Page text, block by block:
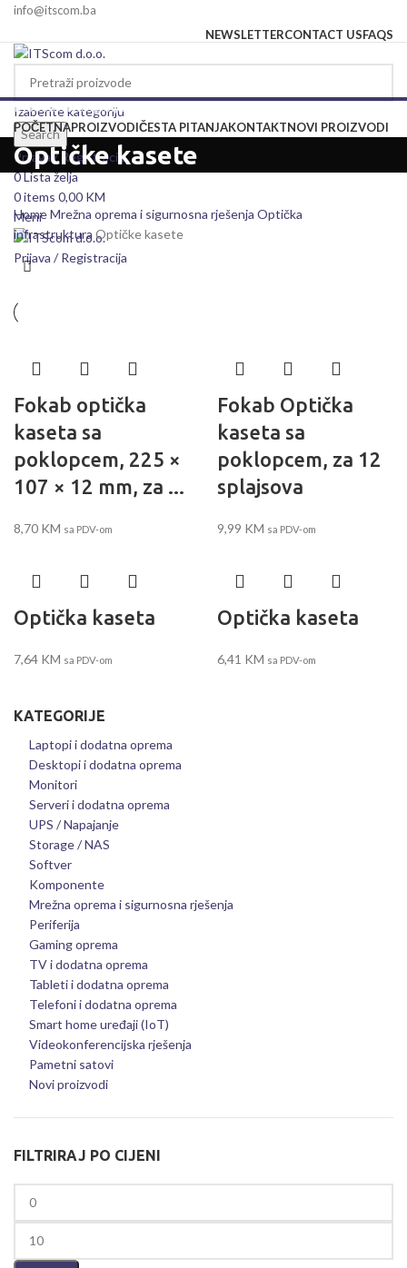
info@itscom.ba
NEWSLETTERCONTACT USFAQS
Izaberite kategoriju
Search
Prijava / Registracija
0Lista želja
0items 0,00 KM
Meni
Prijava / Registracija
Izaberite kategoriju
POČETNAPROIZVODIČESTA PITANJAKONTAKTNOVI PROIZVODI
Optičke kasete
KATEGORIJE
Laptopi i dodatna oprema
Desktopi i dodatna oprema
Monitori
Serveri i dodatna oprema
UPS / Napajanje
Storage / NAS
Softver
Komponente
Mrežna oprema i sigurnosna rješenja
Periferija
Gaming oprema
TV i dodatna oprema
Tableti i dodatna oprema
Telefoni i dodatna oprema
Smart home uređaji (IoT)
Videokonferencijska rješenja
Pametni satovi
Novi proizvodi
FILTRIRAJ PO CIJENI
HomeMrežna oprema i sigurnosna rješenja Optička
infrastruktura Optičke kasete
Fokab optička
kaseta sa
poklopcem, 225 ×
107 × 12 mm, za ...
8,70 KM sa PDV-om
Fokab Optička
kaseta sa
poklopcem, za 12
splajsova
9,99 KM sa PDV-om
Optička kaseta
7,64 KM sa PDV-om
Optička kaseta
6,41 KM sa PDV-om